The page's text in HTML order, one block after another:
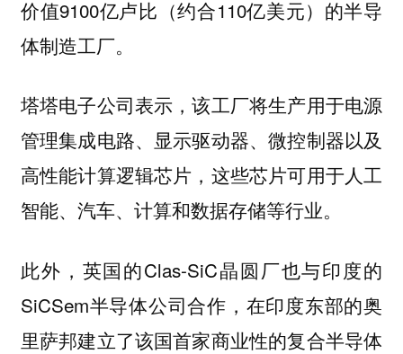
价值9100亿卢比（约合110亿美元）的半导
体制造工厂。
塔塔电子公司表示，该工厂将生产用于电源
管理集成电路、显示驱动器、微控制器以及
高性能计算逻辑芯片，这些芯片可用于人工
智能、汽车、计算和数据存储等行业。
此外，英国的Clas-SiC晶圆厂也与印度的
SiCSem半导体公司合作，在印度东部的奥
里萨邦建立了该国首家商业性的复合半导体